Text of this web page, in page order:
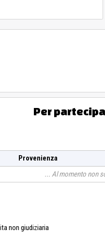
Per
Provenienza
Al momento non
non giudiziaria